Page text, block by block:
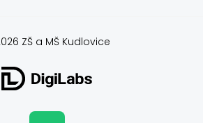
ZŠ a MŠ Kudlovice